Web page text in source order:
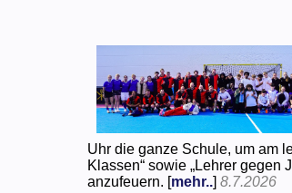
Uhr die ganze Schule, um am
Klassen“ sowie „Lehrer gegen
anzufeuern. [mehr..]8.7.2026